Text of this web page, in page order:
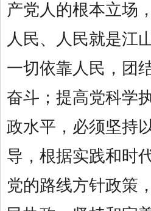
产党人的根本立场
人民、人民就是江
一切依靠人民，团
奋斗；提高党科学
政水平，必须坚持
导，根据实践和时
党的路线方针政策